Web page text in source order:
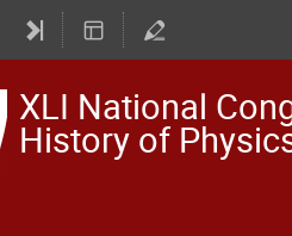
XLI National
History of